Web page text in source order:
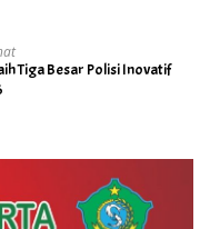
Tiga Besar Polisi Inovatif